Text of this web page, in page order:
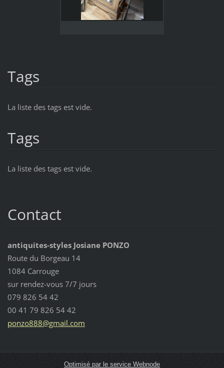
Tags
La liste des tags est vide.
Tags
La liste des tags est vide.
Contact
antiquites-styles Josiane PONZO
Route du Borgeau 14
1084 Carrouge
sur rendez-vous 7/7 jours
079 826 54 42
00 41 79 826 54 42
ponzo888@gmail.com
Optimisé par le service Webnode